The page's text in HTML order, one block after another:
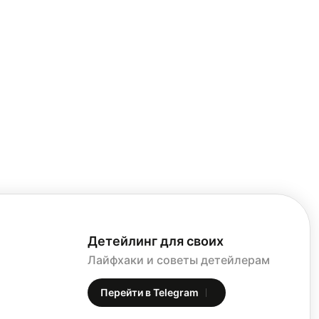
Детейлинг для своих
Лайфхаки и советы детейлерам
Перейти в Telegram